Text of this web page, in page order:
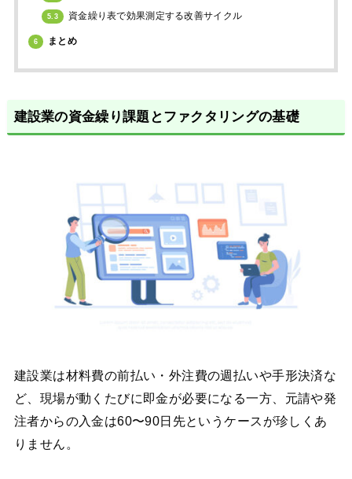
5.3 資金繰り表で効果測定する改善サイクル
6 まとめ
建設業の資金繰り課題とファクタリングの基礎
建設業は材料費の前払い・外注費の週払いや手形決済な
ど、現場が動くたびに即金が必要になる一方、元請や発
注者からの入金は60〜90日先というケースが珍しくあ
りません。